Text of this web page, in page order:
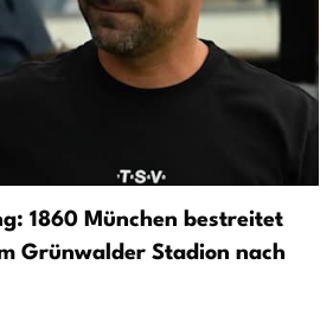
1860 München bestreitet
Grünwalder Stadion nach